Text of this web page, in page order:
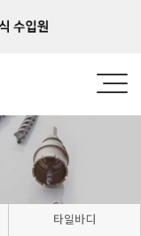
타일바디